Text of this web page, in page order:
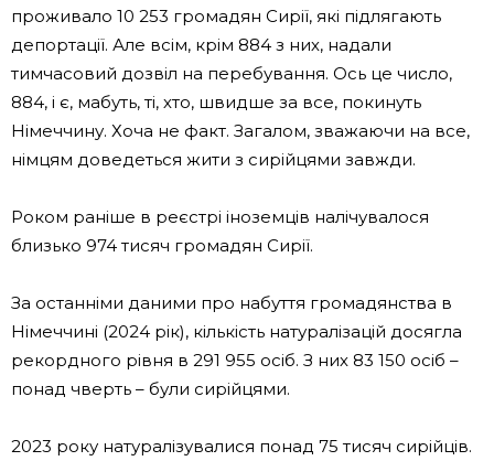
проживало 10 253 громадян Сирії, які підлягають
депортації. Але всім, крім 884 з них, надали
тимчасовий дозвіл на перебування. Ось це число,
884, і є, мабуть, ті, хто, швидше за все, покинуть
Німеччину. Хоча не факт. Загалом, зважаючи на все,
німцям доведеться жити з сирійцями завжди.
Роком раніше в реєстрі іноземців налічувалося
близько 974 тисяч громадян Сирії.
За останніми даними про набуття громадянства в
Німеччині (2024 рік), кількість натуралізацій досягла
рекордного рівня в 291 955 осіб. З них 83 150 осіб –
понад чверть – були сирійцями.
2023 року натуралізувалися понад 75 тисяч сирійців.